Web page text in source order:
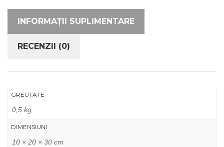
INFORMAȚII SUPLIMENTARE
RECENZII (0)
GREUTATE
0,5 kg
DIMENSIUNI
10 × 20 × 30 cm